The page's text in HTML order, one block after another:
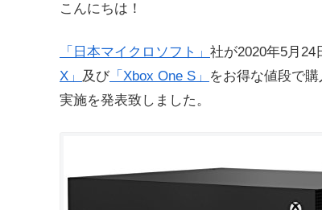
こんにちは！
「日本マイクロソフト」 社が2020年5月
X」 及び 「Xbox One S」
をお得な値段で
実施を発表致しました。